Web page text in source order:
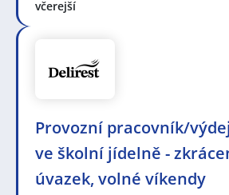
včerejší
Provozní pracovník/
ve školní jídelně -
úvazek, volné víkendy